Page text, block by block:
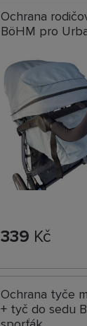
Ochrana
BöHM pro
339 Kč
Ochrana tyče
+ tyč do sedu